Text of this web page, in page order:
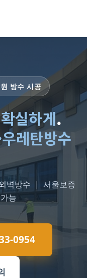
방수 시공
확실하게.
레탄방수
외벽방수 | 서울보증
능
0954